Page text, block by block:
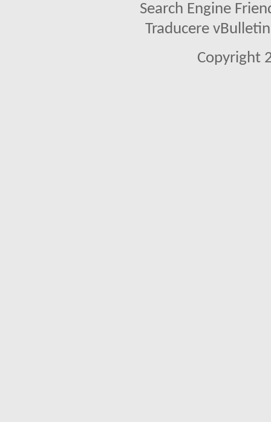
Search Engine
Traducere
Copyright